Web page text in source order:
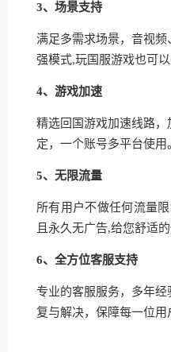
3、场景支持
满足多需求场景，音视
强模式,玩国服游戏也可
4、游戏加速
精选回国游戏加速线路
定，一个账号多平台使
5、无限流量
所有用户不做任何流量
且永久无广告,给您舒适
6、全方位客服支持
专业的客服服务，多年经
复与解决，保障每一位用